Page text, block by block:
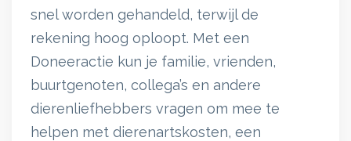
snel worden gehandeld, terwijl de
rekening hoog oploopt. Met een
Doneeractie kun je familie, vrienden,
buurtgenoten, collega’s en andere
dierenliefhebbers vragen om mee te
helpen met dierenartskosten, een